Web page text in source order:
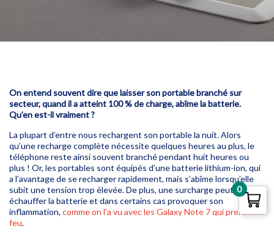
On entend souvent dire que laisser son portable branché sur
secteur, quand il a atteint 100 % de charge, abîme la batterie.
Qu’en est-il vraiment ?
La plupart d’entre nous rechargent son portable la nuit. Alors
qu’une recharge complète nécessite quelques heures au plus, le
téléphone reste ainsi souvent branché pendant huit heures ou
plus ! Or, les portables sont équipés d’une batterie lithium-ion, qui
a l’avantage de se recharger rapidement, mais s’abîme lorsqu’elle
subit une tension trop élevée. De plus, une surcharge peut
échauffer la batterie et dans certains cas provoquer son
inflammation, comme on l’a vu avec les Galaxy Note 7 qui prenaient
feu.
0